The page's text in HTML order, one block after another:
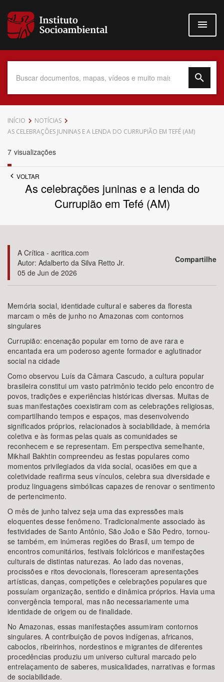
para
conteúdo
Data do Documento
Até
Bioma / Bacia
Tema
Área de Levantamento
Área Protegida
BUSCAR
INÍCIO
NOTÍCIAS
AS CELEBRAÇÕES JUNINAS E A LENDA DO CURRUPIÃO EM TEFÉ (AM)
7 visualizações
VOLTAR
As celebrações juninas e a lenda do
Currupião em Tefé (AM)
A Crítica - acritica.com
Autor: Adalberto da Silva Retto Jr.
05 de Jun de 2026
Compartilhe
Memória social, identidade cultural e saberes da floresta
marcam o mês de junho no Amazonas com contornos
singulares
Currupião: encenação popular em torno de ave rara e
encantada era um poderoso agente formador e aglutinador
social na cidade
Como observou Luís da Câmara Cascudo, a cultura popular
brasileira constitui um vasto patrimônio tecido pelo encontro de
povos, tradições e experiências históricas diversas. Muitas de
suas manifestações coexistiram com as celebrações religiosas,
compartilhando tempos e espaços, mas desenvolvendo
significados próprios, relacionados à sociabilidade, à memória
coletiva e às formas pelas quais as comunidades se
reconhecem e se representam. Em perspectiva semelhante,
Mikhail Bakhtin compreendeu as festas populares como
momentos privilegiados da vida social, ocasiões em que a
coletividade reafirma seus vínculos, celebra sua diversidade e
produz linguagens simbólicas capazes de renovar o sentimento
de pertencimento.
O mês de junho talvez seja uma das expressões mais
eloquentes desse fenômeno. Tradicionalmente associado às
festividades de Santo Antônio, São João e São Pedro, tornou-
se também, em inúmeras regiões do Brasil, um tempo de
encontros comunitários, festivais folclóricos e manifestações
culturais de distintas naturezas. Ao lado das novenas,
procissões e ritos devocionais, floresceram apresentações
artísticas, danças, competições e celebrações populares que
possuíam organização, sentido e dinâmica próprios. Havia uma
convergência temporal, mas não necessariamente uma
identidade de origem ou de finalidade.
No Amazonas, essas manifestações assumiram contornos
singulares. A contribuição de povos indígenas, africanos,
caboclos, ribeirinhos, nordestinos e migrantes de diferentes
procedências produziu um universo cultural marcado pelo
entrelaçamento de saberes, musicalidades, narrativas e formas
de sociabilidade.